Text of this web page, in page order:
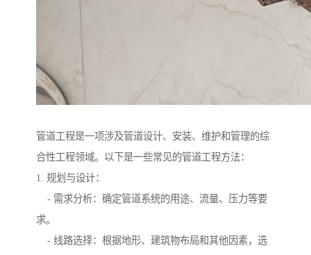
管道工程是一项涉及管道设计、安装、维护和管理的综
合性工程领域。以下是一些常见的管道工程方法：
1. 规划与设计：
- 需求分析：确定管道系统的用途、流量、压力等要
求。
- 线路选择：根据地形、建筑物布局和其他因素，选